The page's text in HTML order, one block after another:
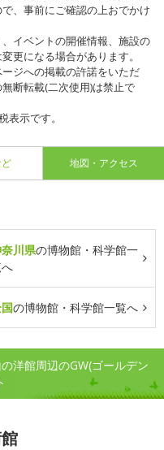
、事前にご確認の上おでかけ
イベントの開催情報、施設の
更になる場合があります。
ジへの掲載の許諾をいただ
断転載(二次使用)は禁止で
示です。
地図・アクセス
川県の博物館・科学館一
の博物館・科学館一覧へ
洋館周辺のGW(ゴールデン